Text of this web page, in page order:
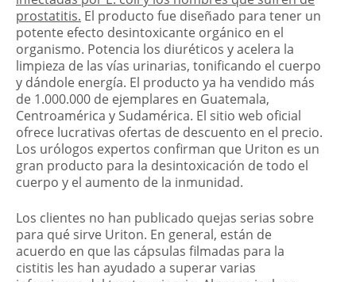
prostatitis. El producto fue diseñado para tener un
potente efecto desintoxicante orgánico en el
organismo. Potencia los diuréticos y acelera la
limpieza de las vías urinarias, tonificando el cuerpo
y dándole energía. El producto ya ha vendido más
de 1.000.000 de ejemplares en Guatemala,
Centroamérica y Sudamérica. El sitio web oficial
ofrece lucrativas ofertas de descuento en el precio.
Los urólogos expertos confirman que Uriton es un
gran producto para la desintoxicación de todo el
cuerpo y el aumento de la inmunidad.
Los clientes no han publicado quejas serias sobre
para qué sirve Uriton. En general, están de
acuerdo en que las cápsulas filmadas para la
cistitis les han ayudado a superar varias